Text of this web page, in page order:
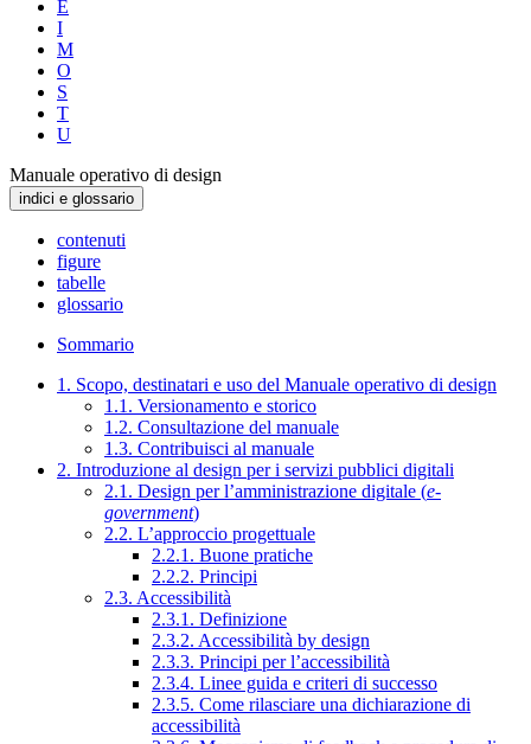
E
I
M
O
S
T
U
Manuale operativo di design
indici e glossario
contenuti
figure
tabelle
glossario
Sommario
1. Scopo, destinatari e uso del Manuale operativo di design
1.1. Versionamento e storico
1.2. Consultazione del manuale
1.3. Contribuisci al manuale
2. Introduzione al design per i servizi pubblici digitali
2.1. Design per l’amministrazione digitale (e-
government)
2.2. L’approccio progettuale
2.2.1. Buone pratiche
2.2.2. Principi
2.3. Accessibilità
2.3.1. Definizione
2.3.2. Accessibilità by design
2.3.3. Principi per l’accessibilità
2.3.4. Linee guida e criteri di successo
2.3.5. Come rilasciare una dichiarazione di
accessibilità